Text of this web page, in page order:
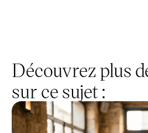
Découvrez plus
sur ce sujet :